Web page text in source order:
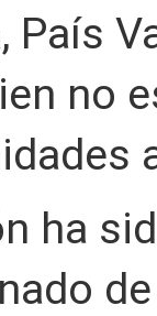
País
no
ha